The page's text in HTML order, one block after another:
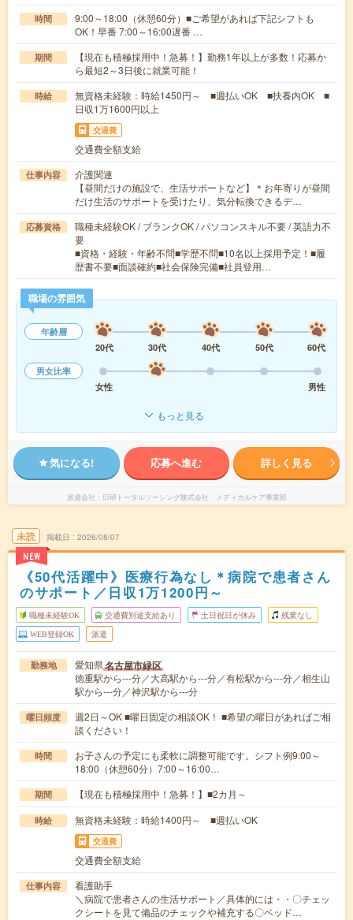
時間
9:00～18:00（休憩60分）■ご希望があれば下記シフトも
OK！早番 7:00～16:00遅番 …
期間
【現在も積極採用中！急募！】勤務1年以上が多数！応募か
ら最短2～3日後に就業可能！
時給
無資格未経験：時給1450円～ ■週払いOK ■扶養内OK ■
日収1万1600円以上
交通費
交通費全額支給
仕事内容
介護関連
【昼間だけの施設で、生活サポートなど】＊お年寄りが昼間
だけ生活のサポートを受けたり、気分転換できるデ…
応募資格
職種未経験OK / ブランクOK / パソコンスキル不要 / 英語力不
要
■資格・経験・年齢不問■学歴不問■10名以上採用予定！■履
歴書不要■面談確約■社会保険完備■社員登用…
職場の雰囲気
年齢層
20代
30代 40代 50代
60代
男女比率
女性
男性
もっと見る
気になる! 応募へ進む 詳しく見る
派遣会社 日研トータルソーシング株式会社 メディカルケア事業部
未読
NEW
掲載日 2026/08/07
《50代活躍中》医療行為なし＊病院で患者さん
のサポート／日収1万1200円～
職種未経験OK 交通費別途支給あり 土日祝日が休み 残業なし
WEB登録OK 派遣
勤務地 愛知県名古屋市緑区
徳重駅から---分／大高駅から---分／有松駅から---分／相生山
駅から---分／神沢駅から---分
曜日頻度
週2日～OK ■曜日固定の相談OK！ ■希望の曜日があればご相
談ください！
時間
お子さんの予定にも柔軟に調整可能です。シフト例9:00～
18:00（休憩60分）7:00～16:00…
期間 【現在も積極採用中！急募！】■2カ月～
時給 無資格未経験：時給1400円～ ■週払いOK
交通費
交通費全額支給
仕事内容
看護助手
＼病院で患者さんの生活サポート／具体的には・・〇チェッ
クシートを見て備品のチェックや補充する〇ベッド…